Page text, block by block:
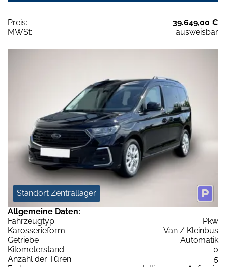
Preis:
39.649,00 €
MWSt:
ausweisbar
Standort Zentrallager
Allgemeine Daten:
Fahrzeugtyp
Pkw
Karosserieform
Van / Kleinbus
Getriebe
Automatik
Kilometerstand
0
Anzahl der Türen
5